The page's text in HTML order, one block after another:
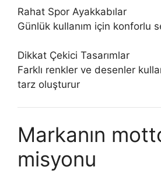
Rahat Spor Ayakkabılar
Günlük kullanım için konforlu
Dikkat Çekici Tasarımlar
Farklı renkler ve desenler
tarz oluşturur
Markanın
misyonu